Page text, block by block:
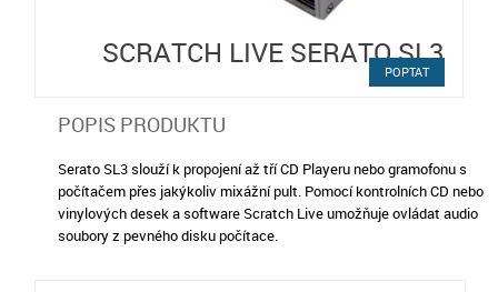
SCRATCH LIVE SERATO SL3
POPTAT
POPIS PRODUKTU
Serato SL3 slouží k propojení až tří CD Playeru nebo gramofonu s
počítačem přes jakýkoliv mixážní pult. Pomocí kontrolních CD nebo
vinylových desek a software Scratch Live umožňuje ovládat audio
soubory z pevného disku počítace.